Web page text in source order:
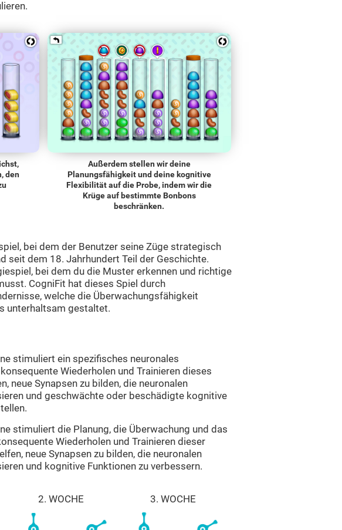
den
Außerdem stellen wir deine
Planungsfähigkeit und deine kognitive
Flexibilität auf die Probe, indem wir die
Krüge auf bestimmte Bonbons
beschränken.
bei dem der Benutzer seine Züge strategisch
seit dem 18. Jahrhundert Teil der Geschichte.
bei dem du die Muster erkennen und richtige
CogniFit hat dieses Spiel durch
welche die Überwachungsfähigkeit
unterhaltsam gestaltet.
stimuliert ein spezifisches neuronales
Wiederholen und Trainieren dieses
neue Synapsen zu bilden, die neuronalen
und geschwächte oder beschädigte kognitive
stimuliert die Planung, die Überwachung und das
Wiederholen und Trainieren dieser
neue Synapsen zu bilden, die neuronalen
und kognitive Funktionen zu verbessern.
2. WOCHE 3. WOCHE